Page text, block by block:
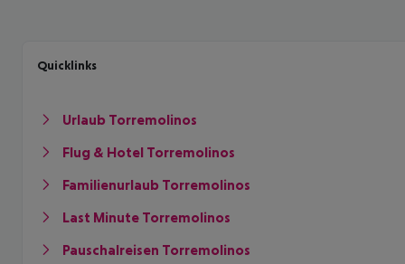
Quicklinks
Urlaub Torremolinos
Flug & Hotel Torremolinos
Familienurlaub Torremolinos
Last Minute Torremolinos
Pauschalreisen Torremolinos